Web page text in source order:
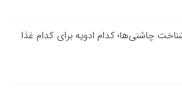
چاشنی‌ها؛ کدام ادویه برای کدام غذا